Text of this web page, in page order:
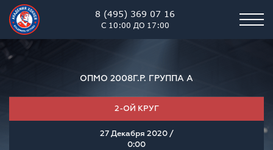
8 (495) 369 07 16
С 10:00 ДО 17:00
ОПМО 2008Г.Р. ГРУППА А
2-ОЙ КРУГ
27 Декабря 2020 /
0:00